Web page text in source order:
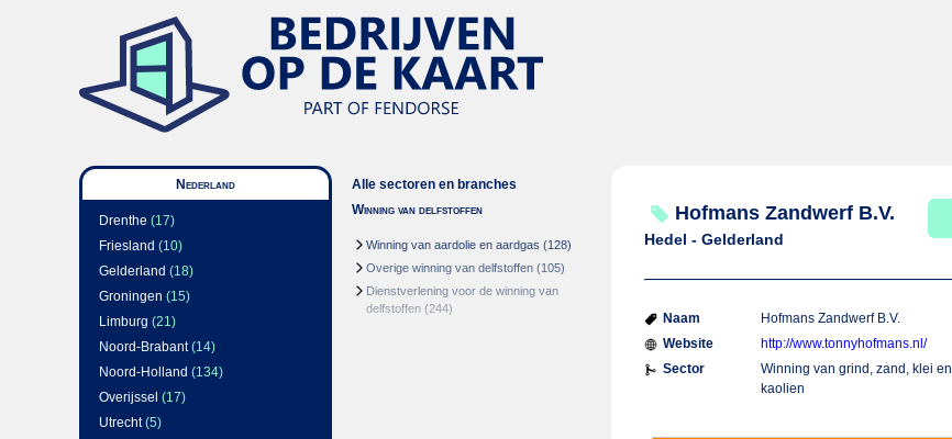
Nederland
Drenthe (17)
Friesland (10)
Gelderland (18)
Groningen (15)
Limburg (21)
Noord-Brabant(14)
Noord-Holland (134)
Overijssel (17)
Utrecht(5)
Alle sectoren en branches
Winning van delfstoffen
Winning van aardolie en aardgas (128)
Overige winning van delfstoffen (105)
Dienstverlening voor de winning van
delfstoffen (244)
Hofmans Zandwerf B.V.
Hedel - Gelderland
Naam
Hofmans Zandwerf B.V.
Website
http://www.tonnyhofmans.nl/
Sector
Winning van grind, zand, klei en
kaolien